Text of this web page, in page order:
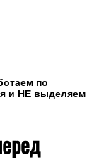
по
и НЕ выделяем